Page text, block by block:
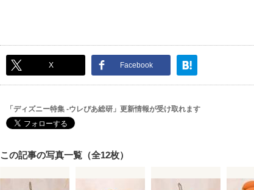
X Facebook
「ディズニー特集 -ウレぴあ総研」更新情報が受け取れます
この記事の写真一覧（全12枚）